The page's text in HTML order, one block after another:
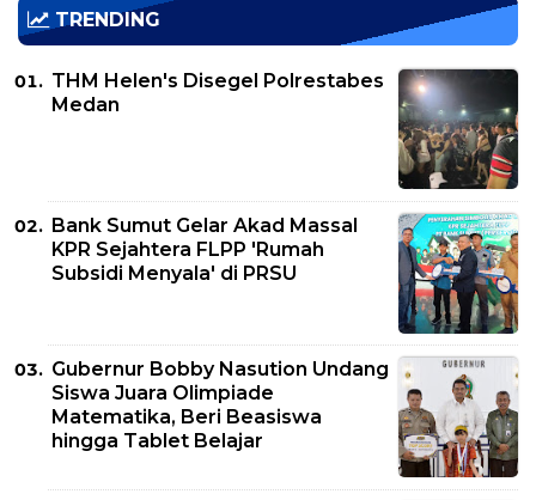
TRENDING
THM Helen's Disegel Polrestabes
Medan
Bank Sumut Gelar Akad Massal
KPR Sejahtera FLPP 'Rumah
Subsidi Menyala' di PRSU
Gubernur Bobby Nasution Undang
Siswa Juara Olimpiade
Matematika, Beri Beasiswa
hingga Tablet Belajar